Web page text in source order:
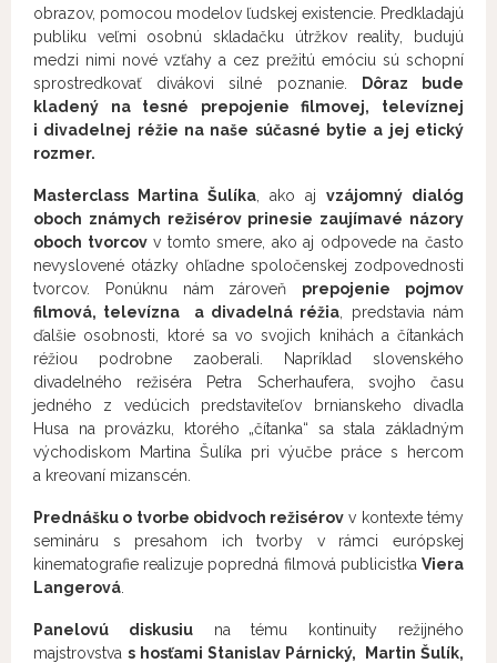
obrazov, pomocou modelov ľudskej existencie. Predkladajú
publiku veľmi osobnú skladačku útržkov reality, budujú
medzi nimi nové vzťahy a cez prežitú emóciu sú schopní
sprostredkovať divákovi silné poznanie.
Dôraz bude
kladený na tesné prepojenie filmovej, televíznej
i divadelnej réžie na naše súčasné bytie a jej etický
rozmer.
Masterclass Martina Šulíka , ako aj vzájomný dialóg
oboch známych režisérov prinesie zaujímavé názory
oboch tvorcovv tomto smere, ako aj odpovede na často
nevyslovené otázky ohľadne spoločenskej zodpovednosti
tvorcov. Ponúknu nám zároveň prepojenie pojmov
filmová, televízna a divadelná réžia , predstavia nám
ďalšie osobnosti, ktoré sa vo svojich knihách a čítankách
réžiou podrobne zaoberali. Napríklad slovenského
divadelného režiséra Petra Scherhaufera, svojho času
jedného z vedúcich predstaviteľov brnianskeho divadla
Husa na provázku, ktorého „čítanka“ sa stala základným
východiskom Martina Šulíka pri výučbe práce s hercom
a kreovaní mizanscén.
Prednášku o tvorbe obidvoch režisérov v kontexte témy
semináru s presahom ich tvorby v rámci európskej
kinematografie realizuje popredná filmová publicistka Viera
Langerová
Panelovú diskusiuna tému kontinuity režijného
majstrovstva s hosťami Stanislav Párnický, Martin Šulík,